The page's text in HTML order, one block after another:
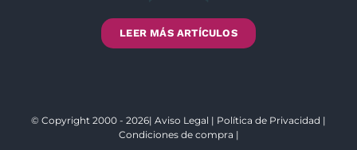
LEER MÁS ARTÍCULOS
© Copyright 2000 - 2026| Aviso Legal | Política de Privacidad |
Condiciones de compra |